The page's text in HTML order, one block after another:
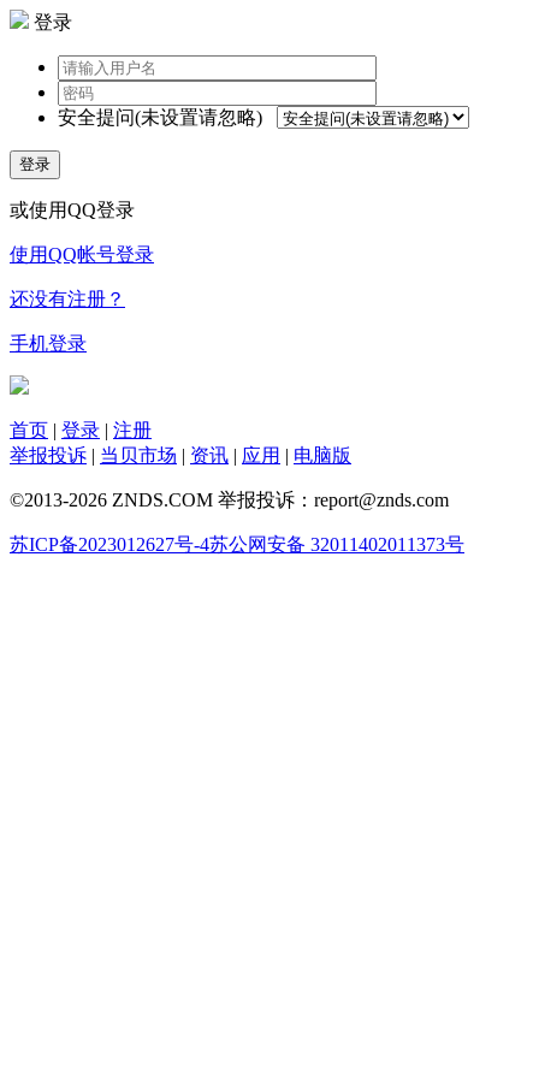
登录
安全提问(未设置请忽略)
登录
或使用QQ登录
使用QQ帐号登录
还没有注册？
手机登录
首页 | 登录 | 注册
举报投诉 | 当贝市场 | 资讯 | 应用 | 电脑版
©2013-2026 ZNDS.COM 举报投诉：report@znds.com
苏ICP备2023012627号-4苏公网安备 32011402011373号